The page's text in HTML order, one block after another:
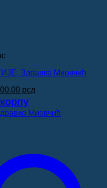
Здравко Миовчић
рсд
500.00 рсд.